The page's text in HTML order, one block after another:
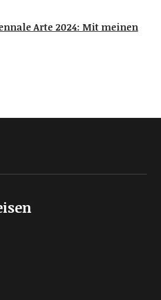
Arte 2024: Mit meinen